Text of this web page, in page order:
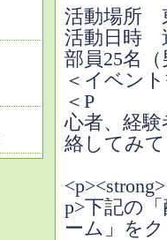
活動場所
活動日時
部員25名
＜イベン
＜P R＞
心者、経
絡してみ
p>下記の
ーム」を